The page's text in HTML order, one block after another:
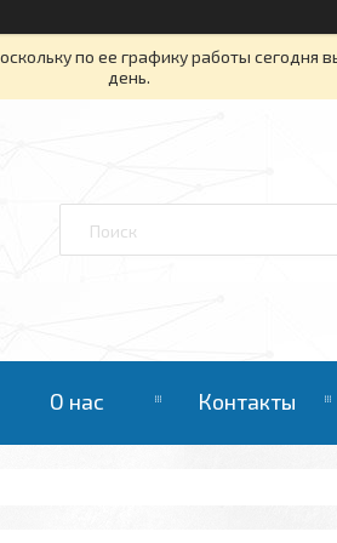
по ее графику работы
день.
О нас Контакты